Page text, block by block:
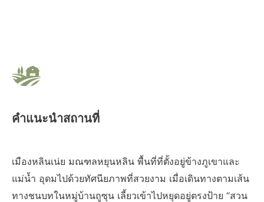
คำแนะนำสถานที่
เมืองหลินเน่ย มณฑลหยุนหลิน พื้นที่ที่ตั้งอยู่ข้างภูเขาและ
แม่น้ำ อุดมไปด้วยทัศนียภาพที่สวยงาม เมื่อเดินทางตามเส้น
ทางชนบทในหมู่บ้านถูซุน เลี้ยวเข้าไปหยุดอยู่ตรงป้าย “สวน